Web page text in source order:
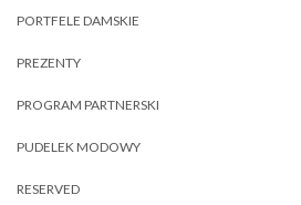
PORTFELE DAMSKIE
PREZENTY
PROGRAM PARTNERSKI
PUDELEK MODOWY
RESERVED